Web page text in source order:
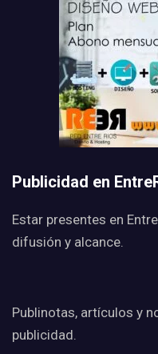
Publicidad en
Estar presentes en
difusión y alcance.
Publinotas, artículos y
publicidad.